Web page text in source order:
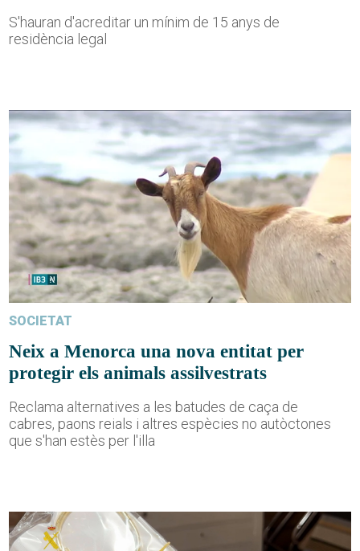
S'hauran d'acreditar un mínim de 15 anys de
residència legal
SOCIETAT
Neix a Menorca una nova entitat per
protegir els animals assilvestrats
Reclama alternatives a les batudes de caça de
cabres, paons reials i altres espècies no autòctones
que s'han estès per l'illa